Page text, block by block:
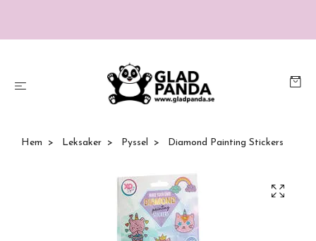
Hem Leksaker Pyssel Diamond Painting Stickers